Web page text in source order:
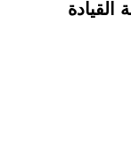
القيادة